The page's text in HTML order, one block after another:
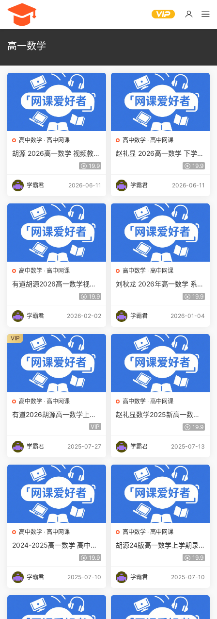
高一数学
高中数学 · 高中网课
胡源 2026高一数学 视频教程
下学期春季班直播课程 百度19.9
学霸君 2026-06-11
高中数学 · 高中网课
赵礼显 2026高一数学 下学期
19.9
学霸君 2026-06-11
高中数学 · 高中网课
有道胡源2026高一数学视频
教程下学期寒假班网课教程百
19.9
学霸君 2026-02-02
高中数学 · 高中网课
刘秋龙 2026年高一数学 系统
19.9
学霸君 2026-01-04
高中数学 · 高中网课
有道2026胡源高一数学上学
VIP
学霸君 2025-07-27
VIP
高中数学 · 高中网课
赵礼显数学2025新高一数学
(上)暑秋学期班(28届)百度网
19.9
学霸君 2025-07-13
高中数学 · 高中网课
2024-2025高一数学 高中数
学 田夏林 春季班A班百度网19.9
学霸君 2025-07-10
高中数学 · 高中网课
胡源24版高一数学上学期录
播+直播课(必修1 含讲义)百度
19.9
学霸君 2025-07-10